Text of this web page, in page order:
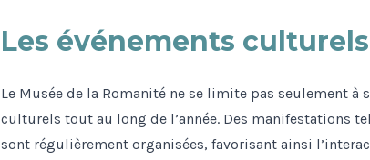
Les événements
Le Musée de la Romanité ne se limite pas seulement
culturels tout au long de l’année. Des manifestations
sont régulièrement organisées, favorisant ainsi